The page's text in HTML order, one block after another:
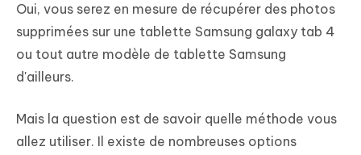
Oui, vous serez en mesure de récupérer des photos
supprimées sur une tablette Samsung galaxy tab 4
ou tout autre modèle de tablette Samsung
d'ailleurs.
Mais la question est de savoir quelle méthode vous
allez utiliser. Il existe de nombreuses options